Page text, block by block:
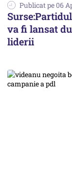
Publicat pe 06
va fi lansat
liderii